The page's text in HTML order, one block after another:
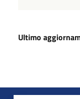
Ultimo